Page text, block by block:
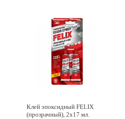
Клей эпоксидный FELIX
(прозрачный), 2х17 мл.